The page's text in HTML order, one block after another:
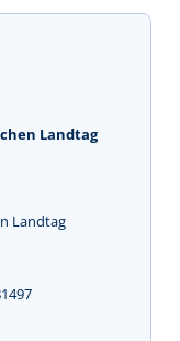
Landtag
Landtag